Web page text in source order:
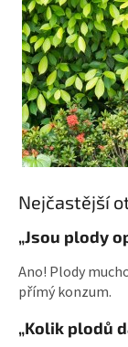
Nejčastější
„Jsou plody
Ano! Plody
přímý konzum.
„Kolik plodů